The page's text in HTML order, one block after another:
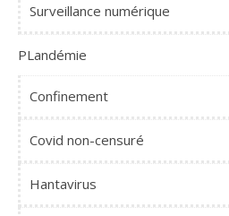
Surveillance numérique
PLandémie
Confinement
Covid non-censuré
Hantavirus